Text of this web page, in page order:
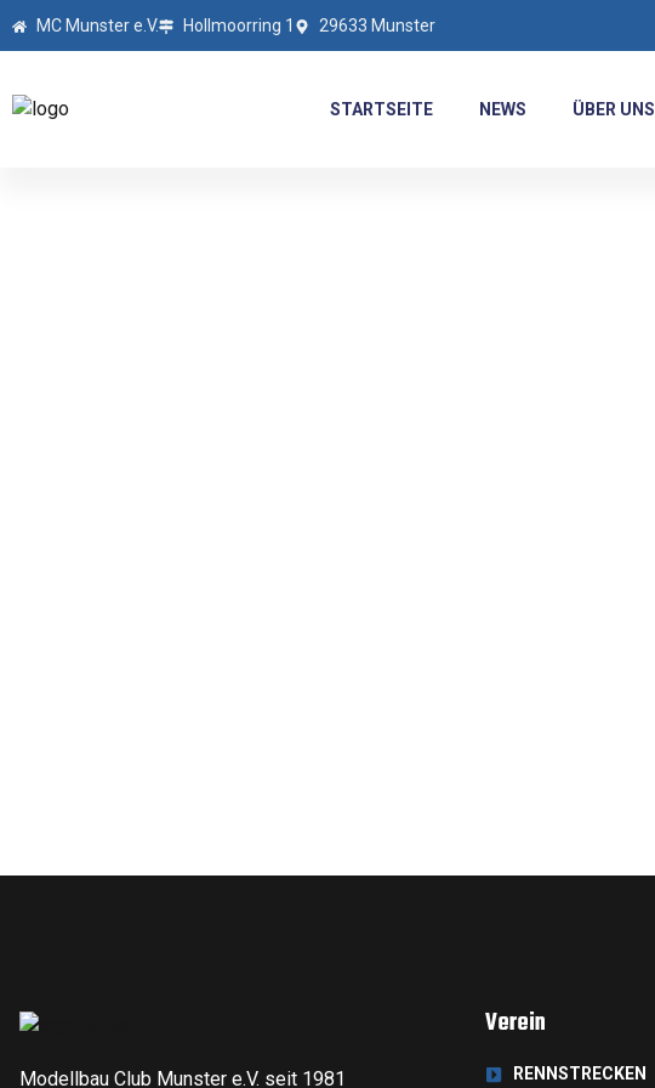
MC Munster e.V. Hollmoorring 1 29633 Munster
STARTSEITE NEWS ÜBER UNS
Modellbau Club Munster e.V. seit 1981
Verein
RENNSTRECKEN